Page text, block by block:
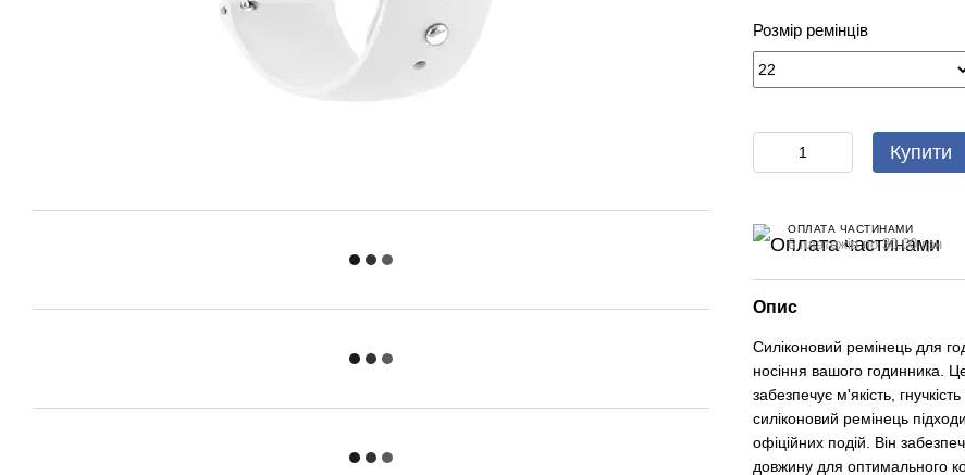
Розмір ремінців
Купити
ОПЛАТА ЧАСТИНАМИ
6 платежів по 30.00 грн
Опис
Силіконовий ремінець для
носіння вашого годинника.
забезпечує м'якість,
силіконовий ремінець
офіційних подій. Він
довжину для оптимального